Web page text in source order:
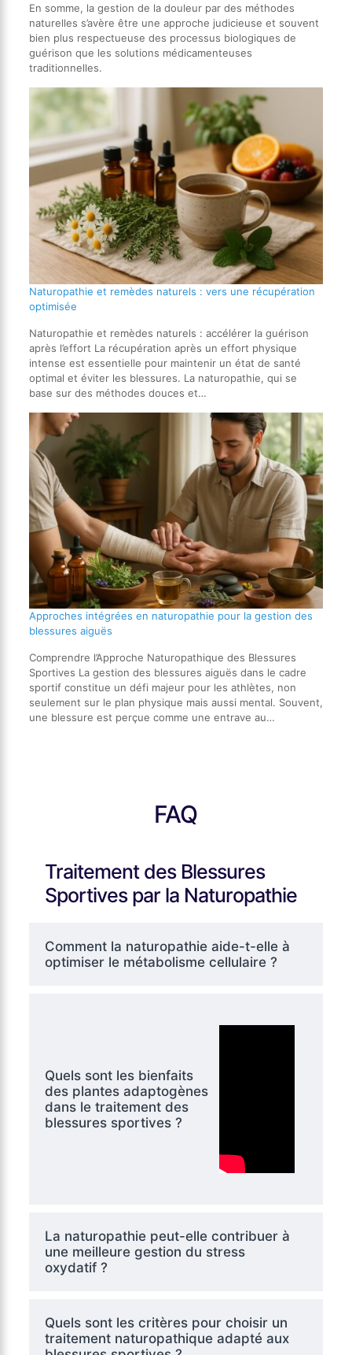
En somme, la gestion de la douleur par des méthodes
naturelles s’avère être une approche judicieuse et souvent
bien plus respectueuse des processus biologiques de
guérison que les solutions médicamenteuses
traditionnelles.
Naturopathie et remèdes naturels : vers une récupération
optimisée
Naturopathie et remèdes naturels : accélérer la guérison
après l’effort La récupération après un effort physique
intense est essentielle pour maintenir un état de santé
optimal et éviter les blessures. La naturopathie, qui se
base sur des méthodes douces et…
Approches intégrées en naturopathie pour la gestion des
blessures aiguës
Comprendre l’Approche Naturopathique des Blessures
Sportives La gestion des blessures aiguës dans le cadre
sportif constitue un défi majeur pour les athlètes, non
seulement sur le plan physique mais aussi mental. Souvent,
une blessure est perçue comme une entrave au…
FAQ
Traitement des Blessures
Sportives par la Naturopathie
Comment la naturopathie aide-t-elle à
optimiser le métabolisme cellulaire ?
Quels sont les bienfaits
des plantes adaptogènes
dans le traitement des
blessures sportives ?
La naturopathie peut-elle contribuer à
une meilleure gestion du stress
oxydatif ?
Quels sont les critères pour choisir un
traitement naturopathique adapté aux